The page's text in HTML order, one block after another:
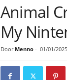
Animal
My
Door Menno- 01/01/2025